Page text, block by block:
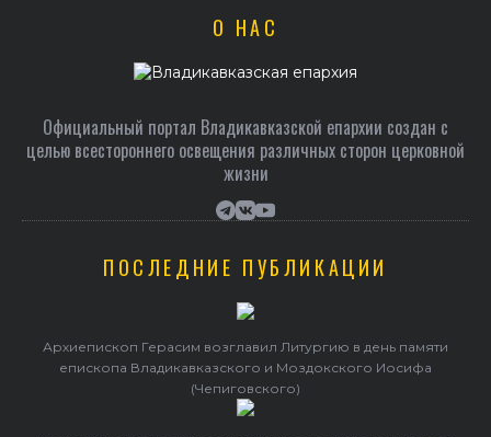
О НАС
Официальный портал Владикавказской епархии создан c
целью всестороннего освещения различных сторон церковной
жизни
ПОСЛЕДНИЕ ПУБЛИКАЦИИ
Архиепископ Герасим возглавил Литургию в день памяти
епископа Владикавказского и Моздокского Иосифа
(Чепиговского)